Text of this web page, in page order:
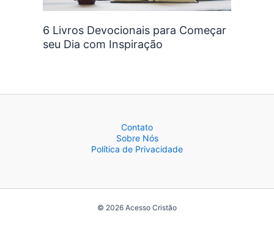
6 Livros Devocionais para Começar
seu Dia com Inspiração
Contato
Sobre Nós
Política de Privacidade
© 2026 Acesso Cristão